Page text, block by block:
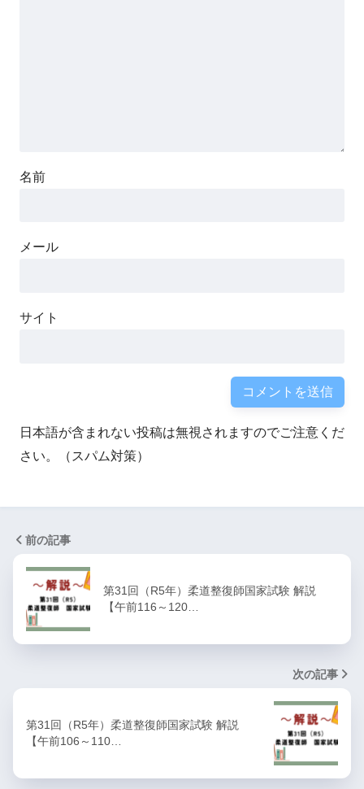
名前
メール
サイト
日本語が含まれない投稿は無視されますのでご注意くだ
さい。（スパム対策）
前の記事
第31回（R5年）柔道整復師国家試験 解説
【午前116～120…
次の記事
第31回（R5年）柔道整復師国家試験 解説
【午前106～110…